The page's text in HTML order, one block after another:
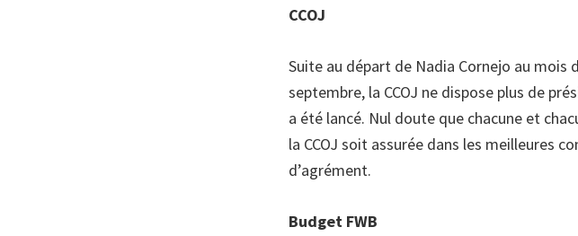
CCOJ
Suite au départ de Nadia Cornejo au
septembre, la CCOJ ne dispose plus de
a été lancé. Nul doute que chacune et
la CCOJ soit assurée dans les meilleures
d’agrément.
Budget FWB